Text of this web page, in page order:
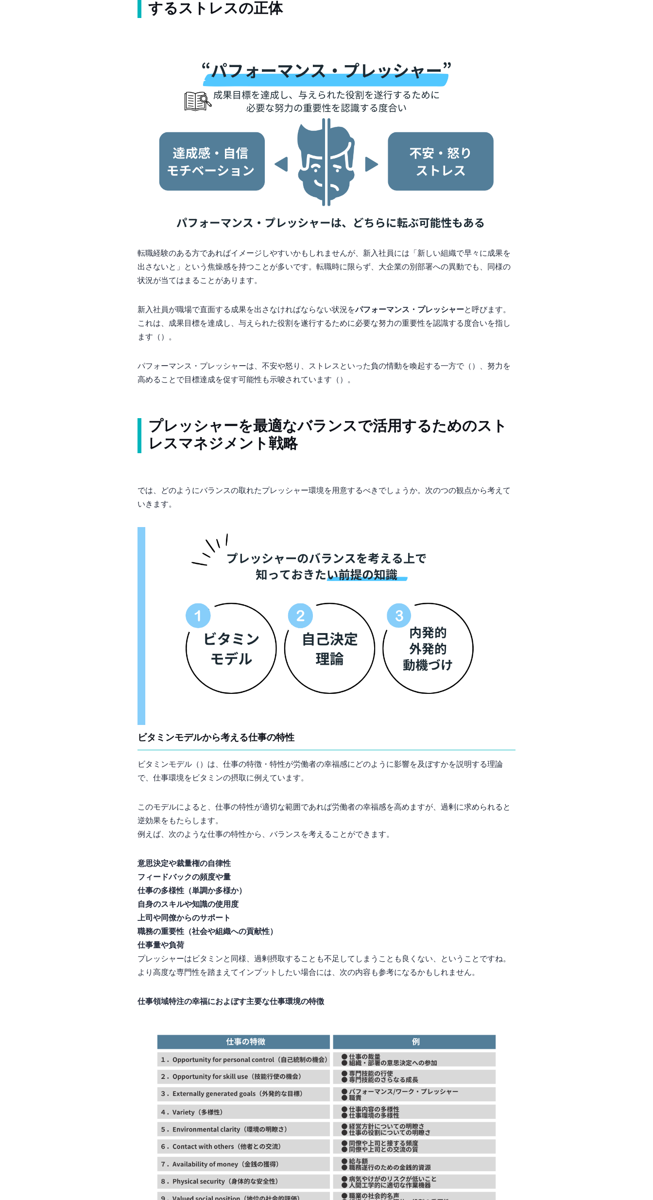
するストレスの正体
転職経験のある方であればイメージしやすいかもしれませんが、新入社員には「新しい組織で早々に成果を
出さないと」という焦燥感を持つことが多いです。転職時に限らず、大企業の別部署への異動でも、同様の
状況が当てはまることがあります。
新入社員が職場で直面する成果を出さなければならない状況をパフォーマンス・プレッシャーと呼びます。
これは、成果目標を達成し、与えられた役割を遂行するために必要な努力の重要性を認識する度合いを指し
ます（Eisenberger & Aselage, 2009）。
パフォーマンス・プレッシャーは、不安や怒り、ストレスといった負の情動を喚起する一方で（Frijda, 1993）、努力を
高めることで目標達成を促す可能性も示唆されています（Selye, 1976）。
プレッシャーを最適なバランスで活用するためのスト
レスマネジメント戦略
では、どのようにバランスの取れたプレッシャー環境を用意するべきでしょうか。次の3つの観点から考えて
いきます。
ビタミンモデルから考える仕事の特性
ビタミンモデル（Warr, 2007）は、仕事の特徴・特性が労働者の幸福感にどのように影響を及ぼすかを説明する理論
で、仕事環境をビタミンの摂取に例えています。
このモデルによると、仕事の特性が適切な範囲であれば労働者の幸福感を高めますが、過剰に求められると
逆効果をもたらします。
例えば、次のような仕事の特性から、バランスを考えることができます。
意思決定や裁量権の自律性
フィードバックの頻度や量
仕事の多様性（単調か多様か）
自身のスキルや知識の使用度
上司や同僚からのサポート
職務の重要性（社会や組織への貢献性）
仕事量や負荷
プレッシャーはビタミンと同様、過剰摂取することも不足してしまうことも良くない、ということですね。
より高度な専門性を踏まえてインプットしたい場合には、次の内容も参考になるかもしれません。
仕事領域特注の幸福におよぼす主要な仕事環境の特徴